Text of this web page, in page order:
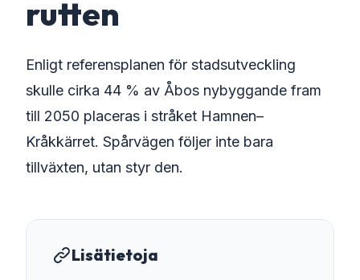
rutten
Enligt referensplanen för stadsutveckling
skulle cirka 44 % av Åbos nybyggande fram
till 2050 placeras i stråket Hamnen–
Kråkkärret. Spårvägen följer inte bara
tillväxten, utan styr den.
Lisätietoja